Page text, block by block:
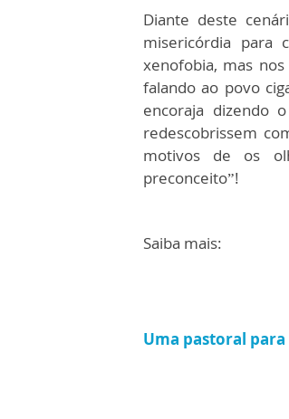
Diante deste
misericórdia para
xenofobia, mas
falando ao povo
encoraja dizendo
redescobrissem
motivos de os
preconceito”!
Saiba mais:
Uma pastoral para